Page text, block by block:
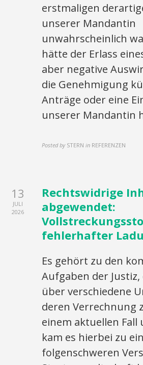
erstmaligen
unserer Mandantin
unwahrscheinlich
hätte der Erlass
aber negative
die Genehmigung
Anträge oder eine
unserer Mandantin
Posted by STERN in REFERENZEN
13
JULI
2026
Rechtswidrige
abgewendet:
fehlerhafter
Es gehört zu den
Aufgaben der
über verschiedene
deren Verrechnung
einem aktuellen Fall
kam es hierbei zu
folgenschweren